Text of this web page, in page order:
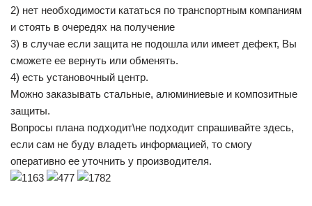
2) нет необходимости кататься по транспортным компаниям
и стоять в очередях на получение
3) в случае если защита не подошла или имеет дефект, Вы
сможете ее вернуть или обменять.
4) есть установочный центр.
Можно заказывать стальные, алюминиевые и композитные
защиты.
Вопросы плана подходит\не подходит спрашивайте здесь,
если сам не буду владеть информацией, то смогу
оперативно ее уточнить у производителя.